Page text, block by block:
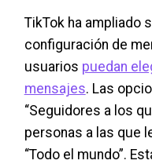
TikTok ha ampliado
configuración de
usuarios puedan
mensajes. Las
“Seguidores a los
personas a las que
“Todo el mundo”.